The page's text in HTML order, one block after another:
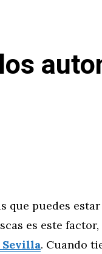
que puedes
es este
Sevilla. Cuando